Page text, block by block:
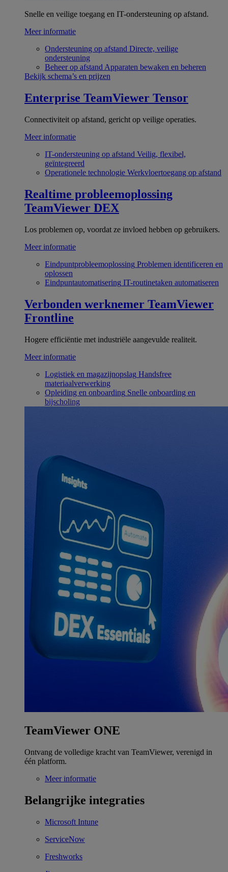
Snelle en veilige toegang en IT-ondersteuning op afstand.
Meer informatie
Ondersteuning op afstand Directe, veilige
ondersteuning
Beheer op afstand Apparaten bewaken en beheren
Bekijk schema’s en prijzen
Enterprise TeamViewer Tensor
Connectiviteit op afstand, gericht op veilige operaties.
Meer informatie
IT-ondersteuning op afstand Veilig, flexibel,
geïntegreerd
Operationele technologie Werkvloertoegang op afstand
Realtime probleemoplossing
TeamViewer DEX
Los problemen op, voordat ze invloed hebben op gebruikers.
Meer informatie
Eindpuntprobleemoplossing Problemen identificeren en
oplossen
Eindpuntautomatisering IT-routinetaken automatiseren
Verbonden werknemer TeamViewer
Frontline
Hogere efficiëntie met industriële aangevulde realiteit.
Meer informatie
Logistiek en magazijnopslag Handsfree
materiaalverwerking
Opleiding en onboarding Snelle onboarding en
bijscholing
TeamViewer ONE
Ontvang de volledige kracht van TeamViewer, verenigd in
één platform.
Meer informatie
Belangrijke integraties
Microsoft Intune
ServiceNow
Freshworks